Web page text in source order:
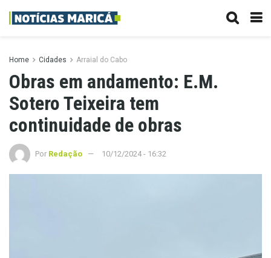
Home Cidades Arraial do Cabo
Obras em andamento: E.M.
Sotero Teixeira tem
continuidade de obras
Por Redação 10/12/2024 - 16:32